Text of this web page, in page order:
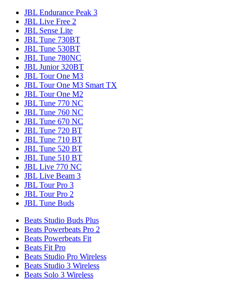
JBL Endurance Peak 3
JBL Live Free 2
JBL Sense Lite
JBL Tune 730BT
JBL Tune 530BT
JBL Tune 780NC
JBL Junior 320BT
JBL Tour One M3
JBL Tour One M3 Smart TX
JBL Tour One M2
JBL Tune 770 NC
JBL Tune 760 NC
JBL Tune 670 NC
JBL Tune 720 BT
JBL Tune 710 BT
JBL Tune 520 BT
JBL Tune 510 BT
JBL Live 770 NC
JBL Live Beam 3
JBL Tour Pro 3
JBL Tour Pro 2
JBL Tune Buds
Beats Studio Buds Plus
Beats Powerbeats Pro 2
Beats Powerbeats Fit
Beats Fit Pro
Beats Studio Pro Wireless
Beats Studio 3 Wireless
Beats Solo 3 Wireless